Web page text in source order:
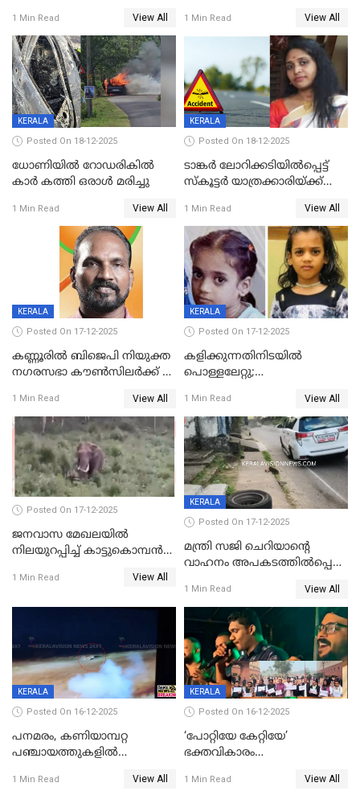
കരണത്തടിച്ചു; CC ടിവി
ദൃശ്യങ്ങൾ പുറത്ത്
1 Min Read View All
വാർഡിലെ എൽഡിഎഫ്
സ്ഥാനാർത്ഥി
1 Min Read View All
KERALA
Posted On 18-12-2025
ധോണിയിൽ റോഡരികിൽ
കാർ കത്തി ഒരാൾ മരിച്ചു
1 Min Read View All
KERALA
Posted On 18-12-2025
ടാങ്കർ ലോറിക്കടിയിൽപ്പെട്ട്
സ്കൂട്ടർ യാത്രക്കാരിയ്ക്ക്
കണ്ടോത്ത് ദേശീയ പാതയിൽ
1 Min Read View All
KERALA
Posted On 17-12-2025
കണ്ണൂരിൽ ബിജെപി നിയുക്ത
നഗരസഭാ കൗൺസിലർക്ക് 36
1 Min Read View All
KERALA
Posted On 17-12-2025
കളിക്കുന്നതിനിടയിൽ
പൊള്ളലേറ്റു;
ക്ലാസ് വിദ്യാർത്ഥിനി മരിച്ചു
1 Min Read View All
Posted On 17-12-2025
ജനവാസ മേഖലയില്‍
നിലയുറപ്പിച്ച് കാട്ടുകൊമ്പന്‍
1 Min Read View All
KERALA
Posted On 17-12-2025
മന്ത്രി സജി ചെറിയാന്റെ
വാഹനം അപകടത്തിൽപ്പെട്ടു;
രക്ഷപ്പെട്ടത് തലനാരിടയ്ക്ക്
1 Min Read View All
KERALA
Posted On 16-12-2025
പനമരം, കണിയാമ്പറ്റ
പഞ്ചായത്തുകളിൽ
സ്ഥാപനങ്ങൾക്ക് അവധി
1 Min Read View All
KERALA
Posted On 16-12-2025
‘പോറ്റിയേ കേറ്റിയേ’
ഭക്തവികാരം
ഡിജിപിക്ക് പരാതി; ശക്തമായ
1 Min Read View All